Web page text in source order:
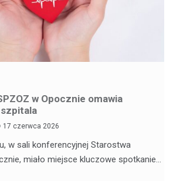
w Opocznie omawia
17 czerwca 2026
w sali konferencyjnej Starostwa
miało miejsce kluczowe spotkanie…